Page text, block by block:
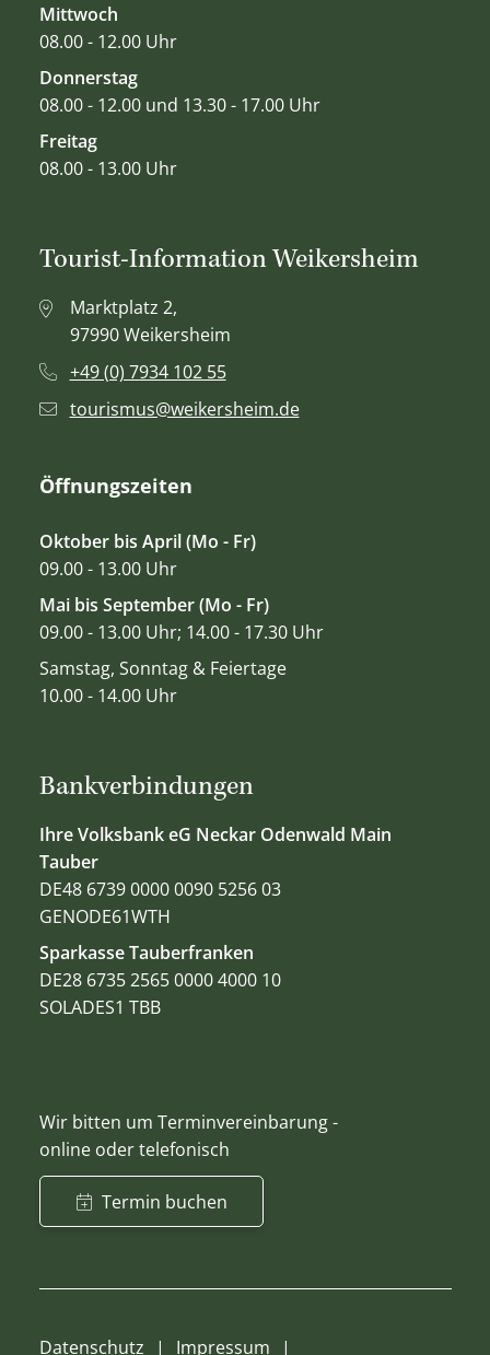
Mittwoch
08.00 - 12.00 Uhr
Donnerstag
08.00 - 12.00 und 13.30 - 17.00 Uhr
Freitag
08.00 - 13.00 Uhr
Bankverbindungen
Ihre Volksbank eG Neckar Odenwald Main
Tauber
DE48 6739 0000 0090 5256 03
GENODE61WTH
Sparkasse Tauberfranken
DE28 6735 2565 0000 4000 10
SOLADES1 TBB
Wir bitten um Terminvereinbarung -
online oder telefonisch
Termin buchen
Tourist-Information Weikersheim
Marktplatz 2,
97990 Weikersheim
+49 (0) 7934 102 55
tourismus@weikersheim.de
Öffnungszeiten
Oktober bis April (Mo - Fr)
09.00 - 13.00 Uhr
Mai bis September (Mo - Fr)
09.00 - 13.00 Uhr; 14.00 - 17.30 Uhr
Samstag, Sonntag & Feiertage
10.00 - 14.00 Uhr
Datenschutz Impressum